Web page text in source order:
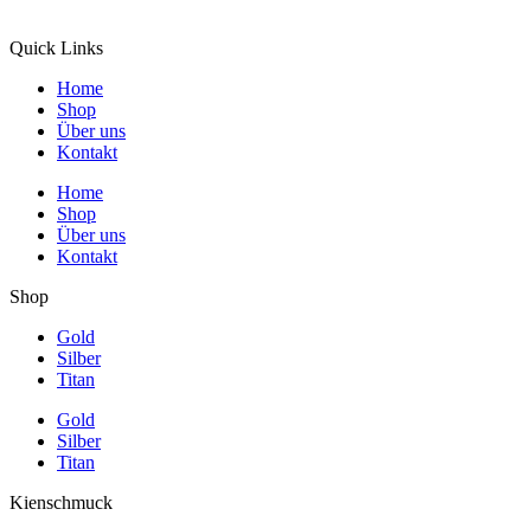
Quick Links
Home
Shop
Über uns
Kontakt
Home
Shop
Über uns
Kontakt
Shop
Gold
Silber
Titan
Gold
Silber
Titan
Kienschmuck